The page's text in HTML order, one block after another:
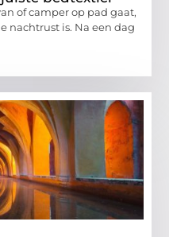
of camper op pad gaat,
nachtrust is. Na een dag